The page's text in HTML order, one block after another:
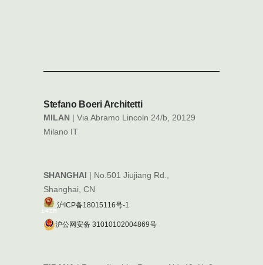
Stefano Boeri Architetti
MILAN | Via Abramo Lincoln 24/b, 20129
Milano IT
SHANGHAI | No.501 Jiujiang Rd.,
Shanghai, CN
沪ICP备18015116号-1
沪公网安备 31010102004869号